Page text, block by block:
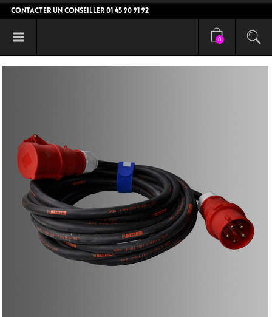
CONTACTER UN CONSEILLER 01 45 90 91 92
0